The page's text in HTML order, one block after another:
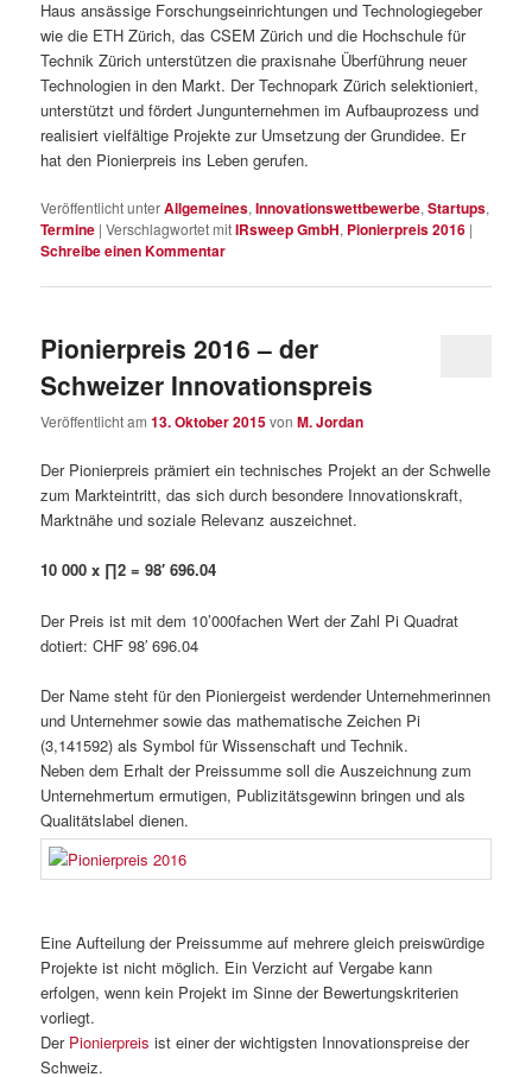
Haus ansässige Forschungseinrichtungen und Technologiegeber
wie die ETH Zürich, das CSEM Zürich und die Hochschule für
Technik Zürich unterstützen die praxisnahe Überführung neuer
Technologien in den Markt. Der Technopark Zürich selektioniert,
unterstützt und fördert Jungunternehmen im Aufbauprozess und
realisiert vielfältige Projekte zur Umsetzung der Grundidee. Er
hat den Pionierpreis ins Leben gerufen.
Veröffentlicht unterAllgemeines,Innovationswettbewerbe,Startups,
Termine |Verschlagwortet mitIRsweep GmbH, Pionierpreis 2016 |
Schreibe einen Kommentar
Pionierpreis 2016 – der
Schweizer Innovationspreis
Veröffentlicht am13. Oktober 2015vonM. Jordan
Der Pionierpreis prämiert ein technisches Projekt an der Schwelle
zum Markteintritt, das sich durch besondere Innovationskraft,
Marktnähe und soziale Relevanz auszeichnet.
10 000 x ∏2 = 98′ 696.04
Der Preis ist mit dem 10’000fachen Wert der Zahl Pi Quadrat
dotiert: CHF 98′ 696.04
Der Name steht für den Pioniergeist werdender Unternehmerinnen
und Unternehmer sowie das mathematische Zeichen Pi
(3,141592) als Symbol für Wissenschaft und Technik.
Neben dem Erhalt der Preissumme soll die Auszeichnung zum
Unternehmertum ermutigen, Publizitätsgewinn bringen und als
Qualitätslabel dienen.
Eine Aufteilung der Preissumme auf mehrere gleich preiswürdige
Projekte ist nicht möglich. Ein Verzicht auf Vergabe kann
erfolgen, wenn kein Projekt im Sinne der Bewertungskriterien
vorliegt.
Der Pionierpreis ist einer der wichtigsten Innovationspreise der
Schweiz.